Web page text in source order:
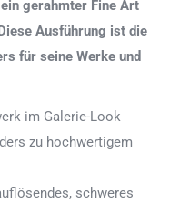
ein gerahmter Fine Art
Ausführung ist die
für seine Werke und
im Galerie-Look
zu hochwertigem
schweres